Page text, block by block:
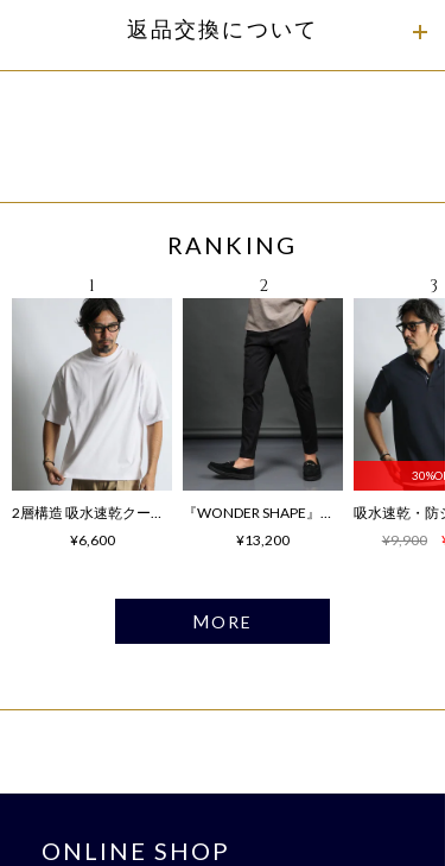
返品交換について
RANKING
2層構造 吸水速乾クールマックス リラックス Tシャツ
¥6,600
『WONDER SHAPE』： ワンダーシェイプ コンフォート
¥13,200
¥9,900
MORE
ONLINE SHOP